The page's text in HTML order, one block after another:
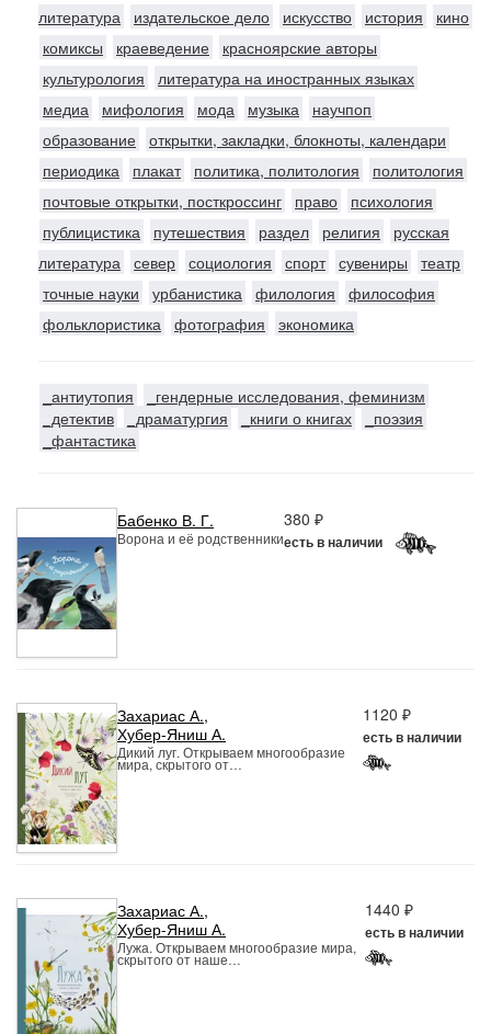
литература
издательское дело искусство история
кино
комиксы
краеведение
красноярские авторы
культурология
литература на иностранных языках
медиа
мифология мода музыка
научпоп
образование открытки, закладки, блокноты, календари
периодика
плакат политика, политология
политология
почтовые открытки, посткроссинг
право
психология
публицистика
путешествия раздел религия
русская
литература север социология спорт сувениры
театр
точные науки
урбанистика филология
философия
фольклористика фотография экономика
_антиутопия
_гендерные исследования, феминизм
_детектив
_драматургия _книги о книгах
_поэзия
_фантастика
Бабенко В. Г.
Ворона и её родственники
380 ₽
есть в наличии
Захариас А.,
Хубер-Яниш А.
Дикий луг. Открываем многообразие
мира, скрытого от…
1120 ₽
есть в наличии
Захариас А.,
Хубер-Яниш А.
Лужа. Открываем многообразие мира,
скрытого от наше…
1440 ₽
есть в наличии